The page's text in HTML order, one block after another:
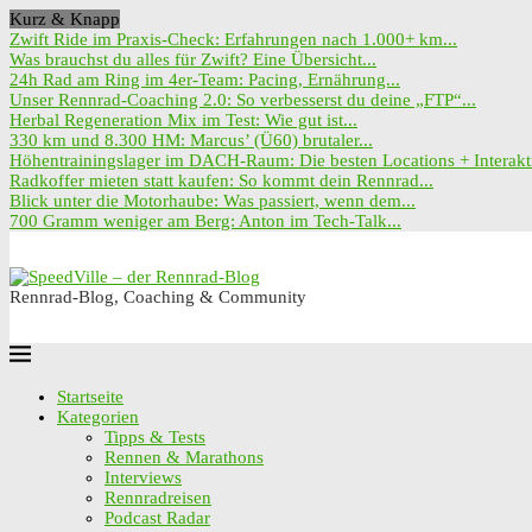
Kurz & Knapp
Zwift Ride im Praxis-Check: Erfahrungen nach 1.000+ km...
Was brauchst du alles für Zwift? Eine Übersicht...
24h Rad am Ring im 4er-Team: Pacing, Ernährung...
Unser Rennrad-Coaching 2.0: So verbesserst du deine „FTP“...
Herbal Regeneration Mix im Test: Wie gut ist...
330 km und 8.300 HM: Marcus’ (Ü60) brutaler...
Höhentrainingslager im DACH-Raum: Die besten Locations +
Radkoffer mieten statt kaufen: So kommt dein Rennrad...
Blick unter die Motorhaube: Was passiert, wenn dem...
700 Gramm weniger am Berg: Anton im Tech-Talk...
Rennrad-Blog, Coaching & Community
Startseite
Kategorien
Tipps & Tests
Rennen & Marathons
Interviews
Rennradreisen
Podcast Radar